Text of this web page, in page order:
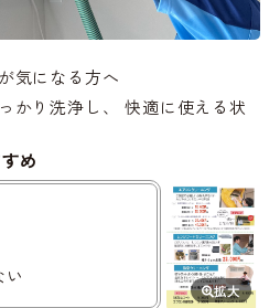
気になる方へ
かり洗浄し、 快適に使える状
め